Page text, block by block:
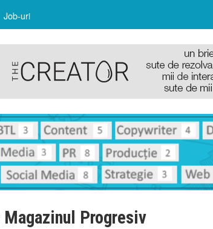
Job-uri
Magazinul Progresiv